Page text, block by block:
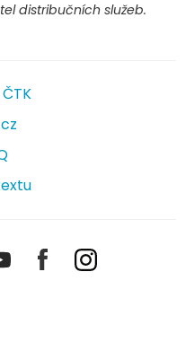
distribučních služeb.
YoutubeFacebookInstagram